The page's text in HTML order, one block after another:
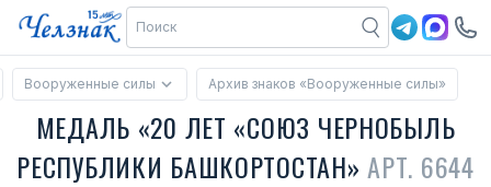
Вооруженные силы Архив знаков «Вооруженные силы»
МЕДАЛЬ «20 ЛЕТ «СОЮЗ ЧЕРНОБЫЛЬ
РЕСПУБЛИКИ БАШКОРТОСТАН»АРТ. 6644